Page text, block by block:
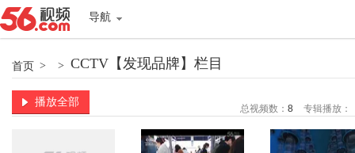
导航
首页 > > CCTV【发现品牌】栏目
播放全部
总视频数： 8 专辑播放：